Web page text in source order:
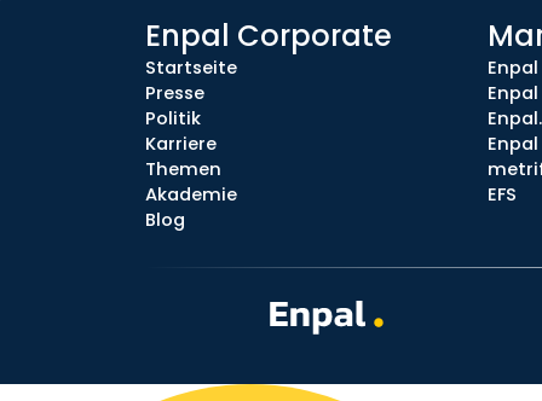
Enpal Corporate
Startseite
Presse
Politik
Karriere
Themen
Akademie
Blog
Enpal
EFS